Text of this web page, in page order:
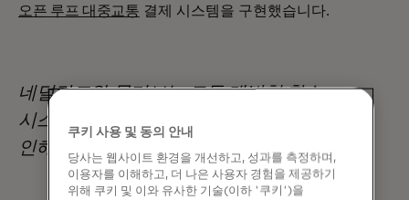
오픈 루프 대중교통 결제 시스템을 구현했습니다.
네덜란드와 몰디브는 모두 개방형 환승
시스템을 도입했지만, 사회 경제적 요인으로
인해 두 가지 구현 방식이 달랐습니다.
쿠키 사용 및 동의 안내
당사는 웹사이트 환경을 개선하고, 성과를 측정하며,
이용자를 이해하고, 더 나은 사용자 경험을 제공하기
위해 쿠키 및 이와 유사한 기술(이하 '쿠키')을